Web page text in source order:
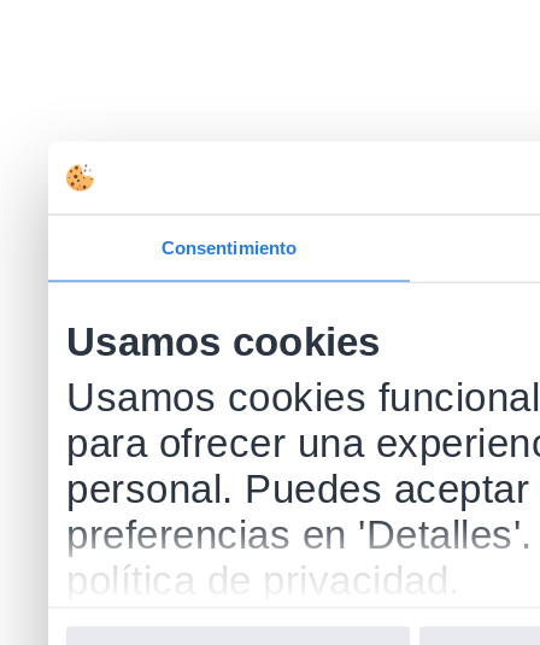
Consentimiento
Usamos cookies
Usamos cookies
para ofrecer una
personal. Puedes
preferencias en
política de privacidad.